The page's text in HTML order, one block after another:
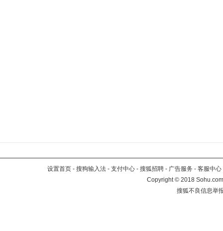
设置首页 - 搜狗输入法 - 支付中心 - 搜狐招聘 - 广告服务 - 客服中心
Copyright©2018
搜狐不良信息举